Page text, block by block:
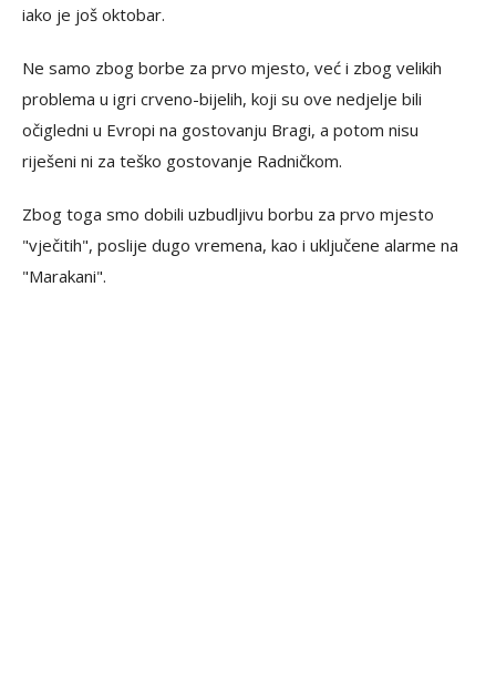
iako je još oktobar.
Ne samo zbog borbe za prvo mjesto, već i zbog velikih
problema u igri crveno-bijelih, koji su ove nedjelje bili
očigledni u Evropi na gostovanju Bragi, a potom nisu
riješeni ni za teško gostovanje Radničkom.
Zbog toga smo dobili uzbudljivu borbu za prvo mjesto
"vječitih", poslije dugo vremena, kao i uključene alarme na
"Marakani".